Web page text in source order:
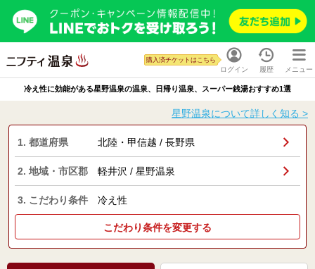
ログイン
購入済チケットはこちら
履歴 メニュー
冷え性に効能がある星野温泉の温泉、日帰り温泉、スーパー銭湯おすすめ1選
星野温泉について詳しく知る >
1. 都道府県 北陸・甲信越 / 長野県
2. 地域・市区郡 軽井沢 / 星野温泉
3. こだわり条件 冷え性
こだわり条件を変更する